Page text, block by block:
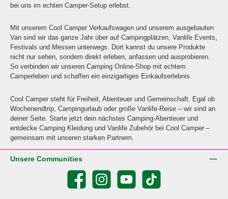
bei uns im echten Camper-Setup erlebst.
Mit unserem Cool Camper Verkaufswagen und unserem ausgebauten
Van sind wir das ganze Jahr über auf Campingplätzen, Vanlife Events,
Festivals und Messen unterwegs. Dort kannst du unsere Produkte
nicht nur sehen, sondern direkt erleben, anfassen und ausprobieren.
So verbinden wir unseren Camping Online-Shop mit echtem
Camperleben und schaffen ein einzigartiges Einkaufserlebnis.
Cool Camper steht für Freiheit, Abenteuer und Gemeinschaft. Egal ob
Wochenendtrip, Campingurlaub oder große Vanlife-Reise – wir sind an
deiner Seite. Starte jetzt dein nächstes Camping-Abenteuer und
entdecke Camping Kleidung und Vanlife Zubehör bei Cool Camper –
gemeinsam mit unseren starken Partnern.
Unsere Communities
Facebook Instagram YouTube TikTok